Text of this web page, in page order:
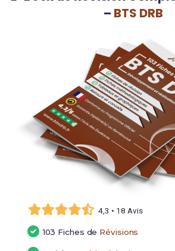
– BTS DRB
4,3 • 18 Avis
103 Fiches de Révisions